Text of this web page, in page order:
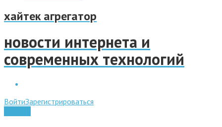
хайтек агрегатор
новости интернета и
современных технологий
ВойтиЗарегистрироваться